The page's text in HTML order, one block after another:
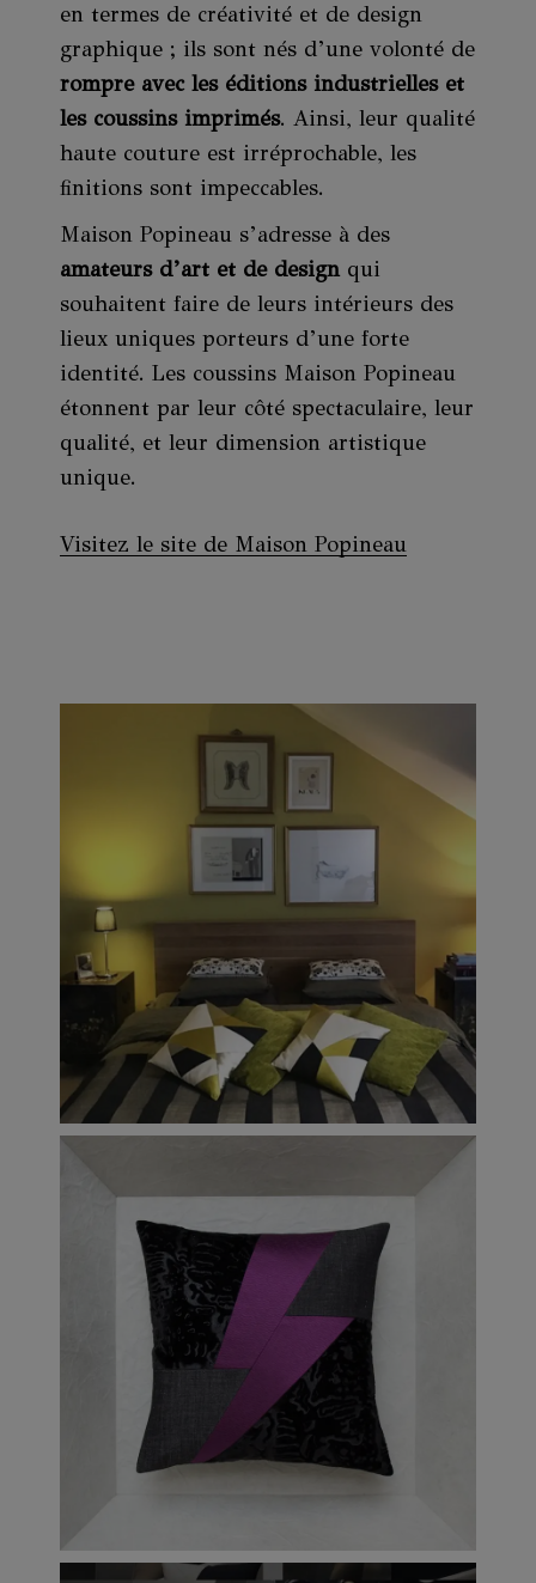
en termes de créativité et de design
graphique ; ils sont nés d’une volonté de
rompre avec les éditions industrielles et
les coussins imprimés. Ainsi, leur qualité
haute couture est irréprochable, les
finitions sont impeccables.
Maison Popineau s’adresse à des
amateurs d’art et de designqui
souhaitent faire de leurs intérieurs des
lieux uniques porteurs d’une forte
identité. Les coussins Maison Popineau
étonnent par leur côté spectaculaire, leur
qualité, et leur dimension artistique
unique.
Visitez le site de Maison Popineau